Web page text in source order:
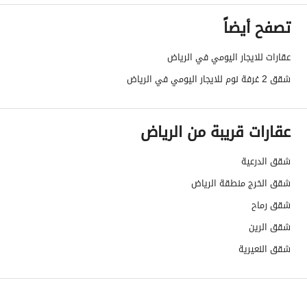
تصفح أيضاً
عقارات للايجار اليومي في الرياض
شقق 2 غرفة نوم للايجار اليومي في الرياض
عقارات قريبة من الرياض
شقق الدرعية
شقق الخرج منطقة الرياض
شقق رماح
شقق الرين
شقق النعيرية